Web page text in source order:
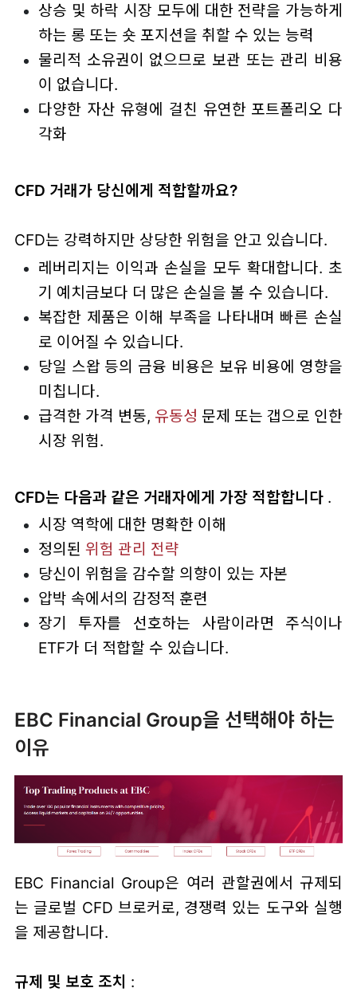
상승 및 하락 시장 모두에 대한 전략을 가능하게
하는 롱 또는 숏 포지션을 취할 수 있는 능력
물리적 소유권이 없으므로 보관 또는 관리 비용
이 없습니다.
다양한 자산 유형에 걸친 유연한 포트폴리오 다
각화
CFD 거래가 당신에게 적합할까요?
CFD는 강력하지만 상당한 위험을 안고 있습니다.
레버리지는 이익과 손실을 모두 확대합니다. 초
기 예치금보다 더 많은 손실을 볼 수 있습니다.
복잡한 제품은 이해 부족을 나타내며 빠른 손실
로 이어질 수 있습니다.
당일 스왑 등의 금융 비용은 보유 비용에 영향을
미칩니다.
급격한 가격 변동, 유동성 문제 또는 갭으로 인한
시장 위험.
CFD는 다음과 같은 거래자에게 가장 적합합니다.
시장 역학에 대한 명확한 이해
정의된 위험 관리 전략
당신이 위험을 감수할 의향이 있는 자본
압박 속에서의 감정적 훈련
장기 투자를 선호하는 사람이라면 주식이나
ETF가 더 적합할 수 있습니다.
EBC Financial Group을 선택해야 하는
이유
EBC Financial Group은 여러 관할권에서 규제되
는 글로벌 CFD 브로커로, 경쟁력 있는 도구와 실행
을 제공합니다.
규제 및 보호 조치 :